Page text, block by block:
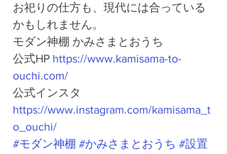
お祀りの仕方も、現代には合っている
かもしれません。
モダン神棚 かみさまとおうち
公式HP https://www.kamisama-to-
ouchi.com/
公式インスタ
https://www.instagram.com/kamisama_t
o_ouchi/
#モダン神棚 #かみさまとおうち #設置